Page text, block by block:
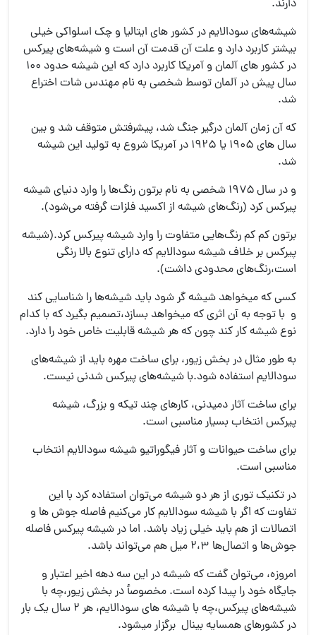
دارند.
شیشه‌های سودالایم در کشور های ایتالیا و چک اسلواکی خیلی
بیشتر کاربرد دارد و علت آن قدمت آن است و شیشه‌های پیرکس
در کشور های آلمان و آمریکا کاربرد دارد که این شیشه حدود ۱۰۰
سال پیش در آلمان توسط شخصی به نام مهندس شات اختراع
شد.
که آن زمان آلمان درگیر جنگ شد، پیشرفتش متوقف شد و بین
سال های ۱۹۰۵ یا ۱۹۲۵ در آمریکا شروع به تولید این شیشه
شد.
و در سال ۱۹۷۵ شخصی به نام برتون رنگ‌ها را وارد دنیای شیشه
پیرکس کرد (رنگ‌های شیشه از اکسید فلزات گرفته می‌شود).
برتون کم کم رنگ‌هایی متفاوت را وارد شیشه پیرکس کرد.(شیشه
پیرکس بر خلاف شیشه سودالایم که دارای تنوع بالا رنگی
است،رنگ‌های محدودی داشت).
کسی که میخواهد شیشه گر شود باید شیشه‌ها را شناسایی کند
و با توجه به آن اثری که میخواهد بسازد،تصمیم بگیرد که با کدام
نوع شیشه کار کند چون که هر شیشه قابلیت خاص خود را دارد.
به طور مثال در بخش زیور، برای ساخت مهره باید از شیشه‌های
سودالایم استفاده شود.با شیشه‌های پیرکس شدنی نیست.
برای ساخت آثار دمیدنی، کارهای چند تیکه و بزرگ، شیشه
پیرکس انتخاب بسیار مناسبی است.
برای ساخت حیوانات و آثار فیگوراتیو شیشه سودالایم انتخاب
مناسبی است.
در تکنیک توری از هر دو شیشه می‌توان استفاده کرد با این
تفاوت که اگر با شیشه سودالایم کار می‌کنیم فاصله جوش ها و
اتصالات از هم باید خیلی زیاد باشد. اما در شیشه پیرکس فاصله
جوش‌ها و اتصال‌ها ۲،۳ میل هم می‌تواند باشد.
امروزه، می‌توان گفت که شیشه در این سه دهه اخیر اعتبار و
جایگاه خود را پیدا کرده است. مخصوصأ در بخش زیور،چه با
شیشه‌های پیرکس،چه با شیشه های سودالایم، هر ۲ سال یک بار
در کشور‌های همسایه بینال برگزار میشود.